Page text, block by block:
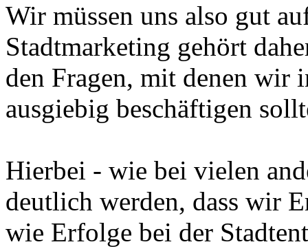
Wir müssen uns also gut
Stadtmarketing gehört
den Fragen, mit denen wir
ausgiebig beschäftigen
Hierbei - wie bei vielen
deutlich werden, dass wir
wie Erfolge bei der